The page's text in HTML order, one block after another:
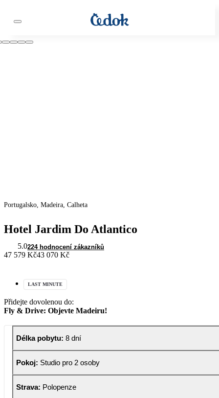
Portugalsko, Madeira, Calheta
Hotel Jardim Do Atlantico
5.0224 hodnocení zákazníků
47 579 Kč43 070 Kč
LAST MINUTE
Přidejte dovolenou do:
Fly & Drive: Objevte Madeiru!
Délka pobytu: 8 dní
Pokoj: Studio pro 2 osoby
Strava: Polopenze